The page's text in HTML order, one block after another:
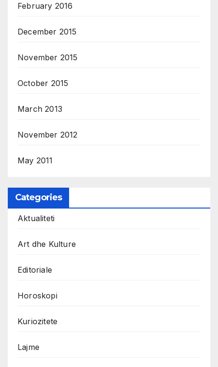
February 2016
December 2015
November 2015
October 2015
March 2013
November 2012
May 2011
Categories
Aktualiteti
Art dhe Kulture
Editoriale
Horoskopi
Kuriozitete
Lajme